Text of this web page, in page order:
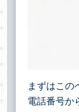
まずはこの
電話番号か